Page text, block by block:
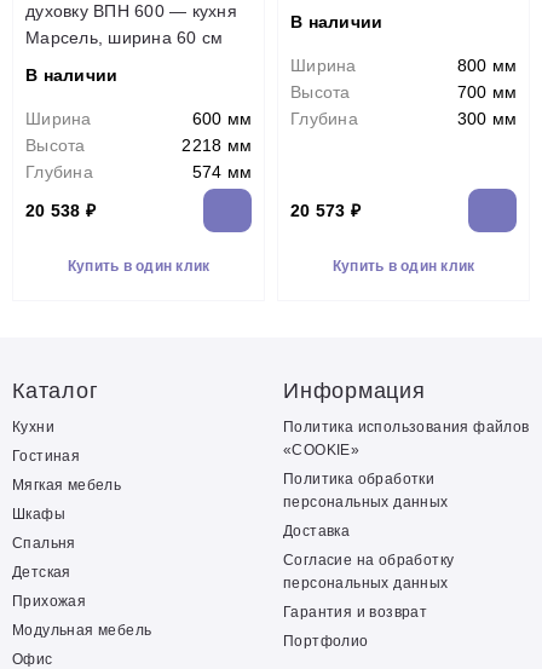
духовку ВПН 600 — кухня
Марсель, ширина 60 см
В наличии
Ширина
600 мм
Высота
2218 мм
Глубина
574 мм
20 538 ₽
Купить в один клик
В наличии
Ширина
800 мм
Высота
700 мм
Глубина
300 мм
20 573 ₽
Купить в один клик
Каталог
Кухни
Гостиная
Мягкая мебель
Шкафы
Спальня
Детская
Прихожая
Модульная мебель
Офис
Информация
Политика использования файлов
«COOKIE»
Политика обработки
персональных данных
Доставка
Согласие на обработку
персональных данных
Гарантия и возврат
Портфолио